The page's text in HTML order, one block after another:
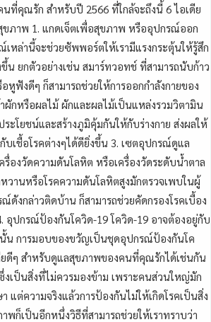
ที่คุณรัก สำหรับปี 2566 ที่ใกล้จะถึงนี้ 6 ไอเดีย
ภาพ 1. แกดเจ็ตเพื่อสุขภาพ หรืออุปกรณ์ออก
เหล่านี้จะช่วยซัพพอร์ตให้เรามีแรงกระตุ้นให้รู้สึก
ขึ้น ยกตัวอย่างเช่น สมาร์ทวอทช์ ที่สามารถนับก้าว
ฟังดีๆ ก็สามารถช่วยให้การออกกำลังกายของ
ผักหรือผลไม้ ผักและผลไม้เป็นแหล่งรวมวิตามิน
ะโยชน์และสร้างภูมิคุ้มกันให้กับร่างกาย ส่งผลให้
บเชื้อโรคต่างๆได้ดียิ่งขึ้น 3. เซตอุปกรณ์ดูแล
รื่องวัดความดันโลหิต หรือเครื่องวัดระดับน้ำตาล
หวานหรือโรคความดันโลหิตสูงมักตรวจเพบในผู้
ดังกล่าวติดบ้าน ก็สามารถช่วยคัดกรองโรคเบื้อง
ปกรณ์ป้องกันโควิด-19 โควิด-19 อาจต้องอยู่กับ
นั้น การมอบของขวัญเป็นชุดอุปกรณ์ป้องกันโค
ดีๆ สำหรับดูแลสุขภาพของคนที่คุณรักได้เช่นกัน
เป็นสิ่งที่ไม่ควรมองข้าม เพราะคนส่วนใหญ่มัก
แต่ความจริงแล้วการป้องกันไม่ให้เกิดโรคเป็นสิ่ง
พก็เป็นอีกหนึ่งวิธีที่สามารถช่วยให้เราทราบว่า